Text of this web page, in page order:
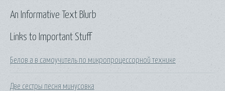
Links to Important Stuff
Белов а в самоучитель по микропроцессорной технике
Две сестры песня минусовка
An Informative Text Blurb